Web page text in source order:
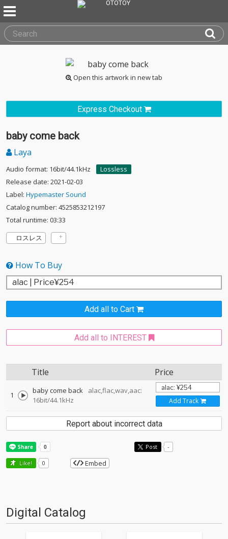
Open this artwork in new tab
Express Checkout
baby come back
Laya
Audio format: 16bit/44.1kHz
Lossless
Release date: 2021-02-03
Label: Hypemaster Sound
Catalog number: 4525853212197
Total runtime: 03:33
ロスレス
How To Buy
Add all to Cart
Add all to INTEREST
Title Price
1 baby come back
alac,flac,wav,aac:
16bit/44.1kHz
Add Track
Report about incorrect data
Post -
Like! 0 Embed
Digital Catalog